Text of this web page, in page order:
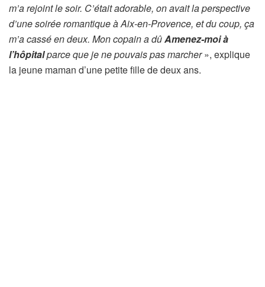
m’a rejoint le soir. C’était adorable, on avait la perspective
d’une soirée romantique à Aix-en-Provence, et du coup, ça
m’a cassé en deux. Mon copain a dûAmenez-moi à
l’hôpitalparce que je ne pouvais pas marcher», explique
la jeune maman d’une petite fille de deux ans.